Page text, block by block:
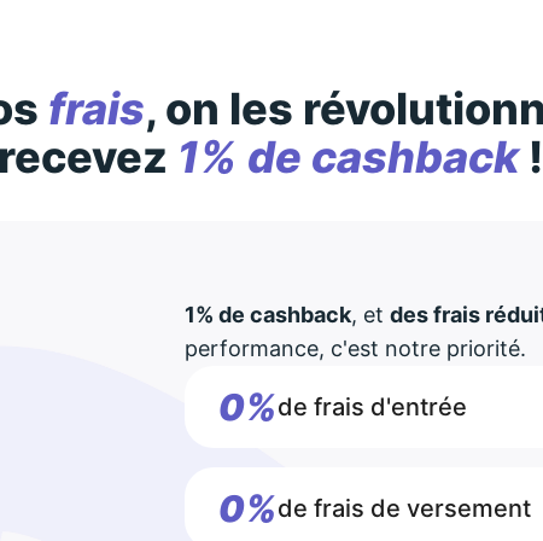
frais, on les
1% de cashback!
1% de cashback, et des frais
performance, c'est notre priorité.
0%de frais d'entrée
0%de frais de versement